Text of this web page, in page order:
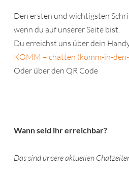
Den ersten und wichtigsten
wenn du auf unserer Seite bist.
Du erreichst uns über dein
KOMM – chatten (komm-in-
Oder über den QR Code
Wann seid ihr erreichbar?
Das sind unsere aktuellen